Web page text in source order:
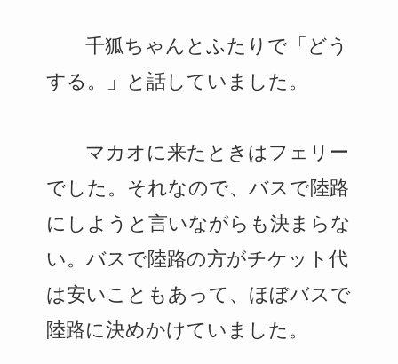
千狐ちゃんとふたりで「どう
する。」と話していました。
マカオに来たときはフェリー
でした。それなので、バスで陸路
にしようと言いながらも決まらな
い。バスで陸路の方がチケット代
は安いこともあって、ほぼバスで
陸路に決めかけていました。